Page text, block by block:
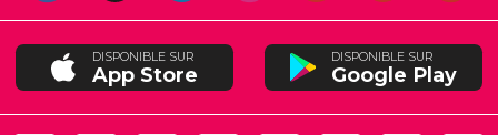
DISPONIBLE SUR
App Store
DISPONIBLE SUR
Google Play